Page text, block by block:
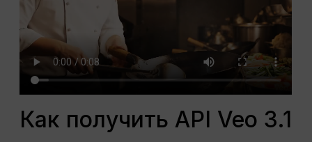
Как получить API Veo 3.1